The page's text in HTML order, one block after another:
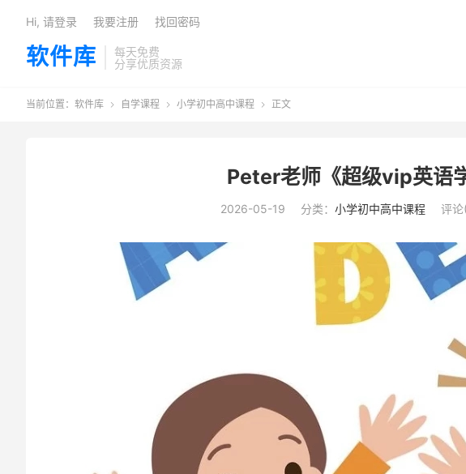
软件库
每天免费
分享优质资源
Hi, 请登录 我要注册 找回密码
当前位置： 软件库  自学课程  小学初中高中课程  正文
Peter老师《超级vip英语
2026-05-19 分类： 小学初中高中课程 评